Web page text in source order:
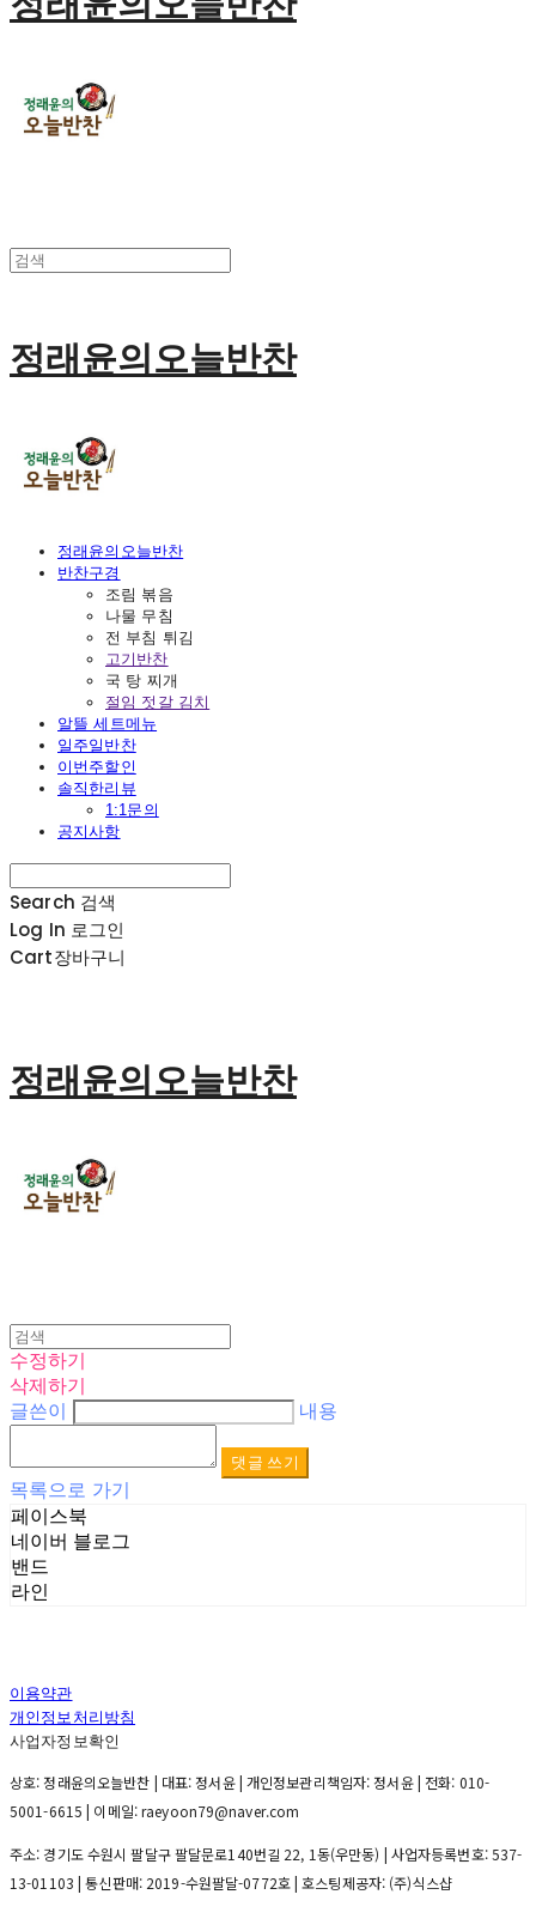
정래윤의오늘반찬
정래윤의오늘반찬
반찬구경
조림 볶음
나물 무침
전 부침 튀김
고기반찬
국 탕 찌개
절임 젓갈 김치
알뜰 세트메뉴
일주일반찬
이번주할인
솔직한리뷰
1:1문의
공지사항
Search 검색
Log In 로그인
Cart장바구니
정래윤의오늘반찬
수정하기
삭제하기
글쓴이
내용
댓글 쓰기
목록으로 가기
페이스북
네이버 블로그
밴드
라인
이용약관
개인정보처리방침
사업자정보확인
상호: 정래윤의오늘반찬 | 대표: 정서윤 | 개인정보관리책임자: 정서윤 | 전화: 010-
5001-6615 | 이메일: raeyoon79@naver.com
주소: 경기도 수원시 팔달구 팔달문로140번길 22, 1동(우만동) | 사업자등록번호:537-
13-01103 | 통신판매: 2019-수원팔달-0772호| 호스팅제공자: (주)식스샵